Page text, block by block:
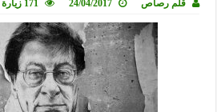
قلم رصاص 24/04/2017 171 زيارة